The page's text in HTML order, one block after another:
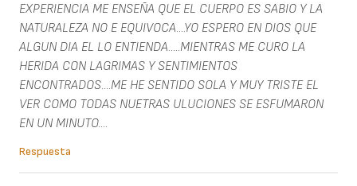
EXPERIENCIA ME ENSEÑA QUE EL CUERPO ES SABIO Y LA
NATURALEZA NO E EQUIVOCA....YO ESPERO EN DIOS QUE
ALGUN DIA EL LO ENTIENDA.....MIENTRAS ME CURO LA
HERIDA CON LAGRIMAS Y SENTIMIENTOS
ENCONTRADOS....ME HE SENTIDO SOLA Y MUY TRISTE EL
VER COMO TODAS NUETRAS ULUCIONES SE ESFUMARON
EN UN MINUTO....
Respuesta